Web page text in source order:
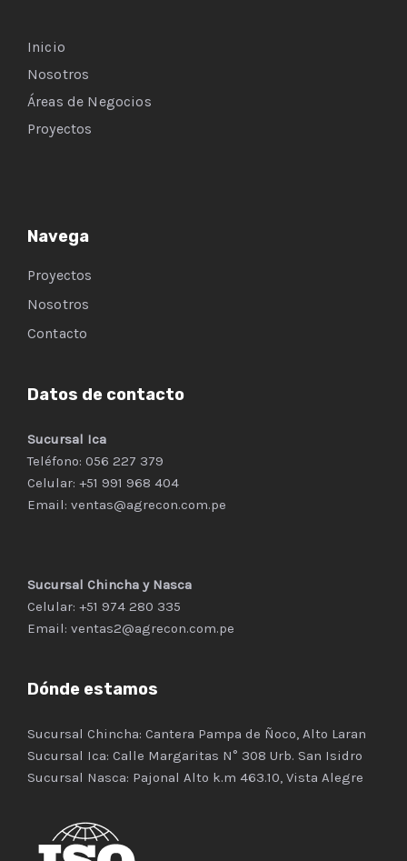
Inicio
Nosotros
Áreas de Negocios
Proyectos
Navega
Proyectos
Nosotros
Contacto
Datos de contacto
Sucursal Ica
Teléfono: 056 227 379
Celular: +51 991 968 404
Email: ventas@agrecon.com.pe
Sucursal Chincha y Nasca
Celular: +51 974 280 335
Email: ventas2@agrecon.com.pe
Dónde estamos
Sucursal Chincha: Cantera Pampa de Ñoco, Alto Laran
Sucursal Ica: Calle Margaritas N° 308 Urb. San Isidro
Sucursal Nasca: Pajonal Alto k.m 463.10, Vista Alegre